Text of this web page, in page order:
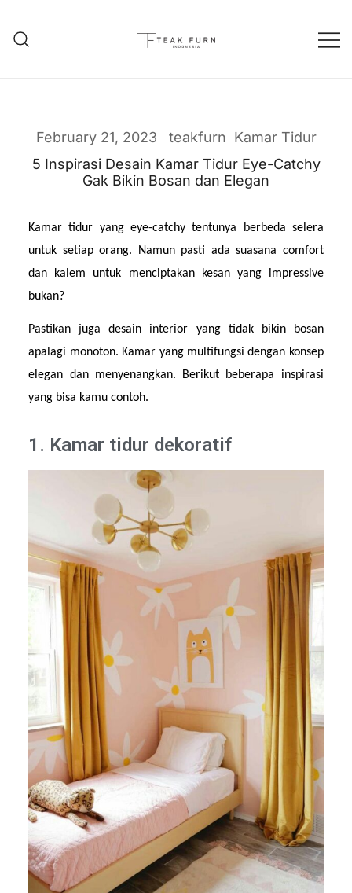
February 21, 2023 teakfurn Kamar Tidur
5 Inspirasi Desain Kamar Tidur Eye-Catchy
Gak Bikin Bosan dan Elegan
Kamar tidur yang eye-catchy tentunya berbeda selera
untuk setiap orang. Namun pasti ada suasana comfort
dan kalem untuk menciptakan kesan yang impressive
bukan?
Pastikan juga desain interior yang tidak bikin bosan
apalagi monoton. Kamar yang multifungsi dengan konsep
elegan dan menyenangkan. Berikut beberapa inspirasi
yang bisa kamu contoh.
1. Kamar tidur dekoratif